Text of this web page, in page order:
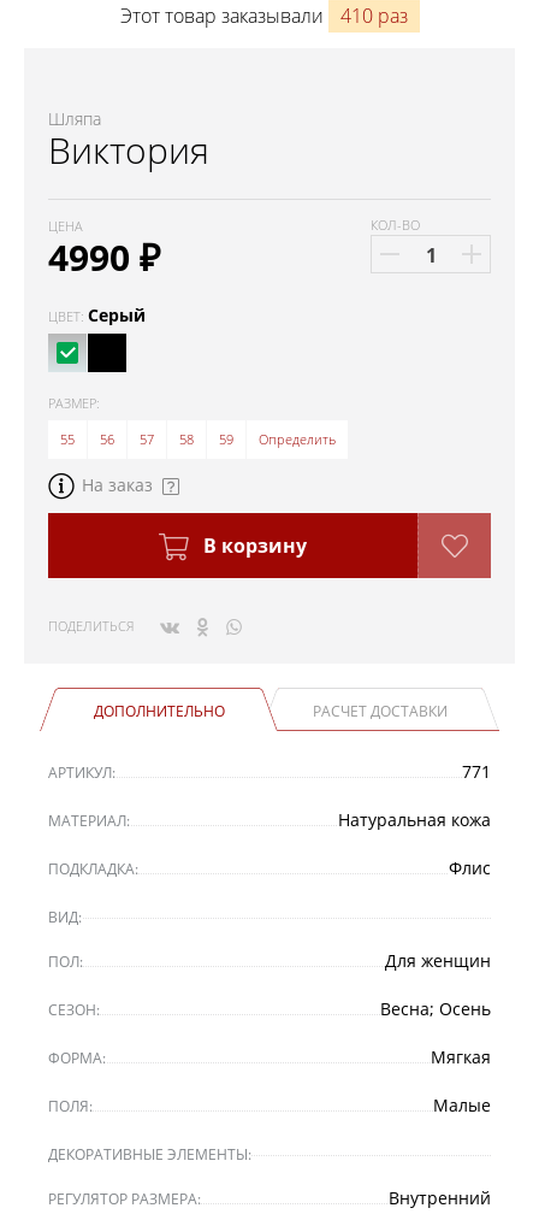
Этот товар заказывали 410 раз
Шляпа
Виктория
ЦЕНА
4990 ₽
КОЛ-ВО
ЦВЕТ: Серый
РАЗМЕР:
55
56 57 58 59 Определить
На заказ
В корзину
ПОДЕЛИТЬСЯ
ДОПОЛНИТЕЛЬНО РАСЧЕТ ДОСТАВКИ
АРТИКУЛ: 771
МАТЕРИАЛ: Натуральная кожа
ПОДКЛАДКА: Флис
ВИД:
ПОЛ: Для женщин
СЕЗОН: Весна; Осень
ФОРМА: Мягкая
ПОЛЯ: Малые
ДЕКОРАТИВНЫЕ ЭЛЕМЕНТЫ:
РЕГУЛЯТОР РАЗМЕРА: Внутренний